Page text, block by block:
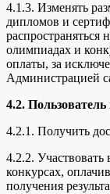
4.1.3. Изменять
дипломов и
распространяться
олимпиадах и
оплаты, за
Администрацией
4.2. Пользователь
4.2.1. Получить
4.2.2. Участвовать
конкурсах,
получения